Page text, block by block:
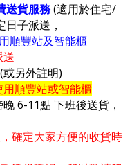
送貨服務(適用於住宅/
子派送，
順豐站及智能櫃
送
另外註明)
順豐站或智能櫃
6-11點 下班後送貨，
確定大家方便的收貨時